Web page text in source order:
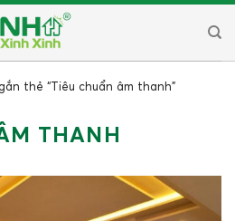
thẻ “Tiêu chuẩn âm thanh”
THANH